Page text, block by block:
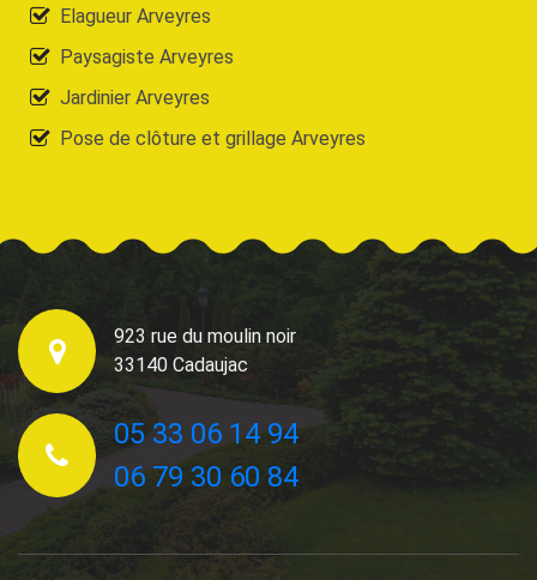
Elagueur Arveyres
Paysagiste Arveyres
Jardinier Arveyres
Pose de clôture et grillage Arveyres
923 rue du moulin noir
33140 Cadaujac
05 33 06 14 94
06 79 30 60 84